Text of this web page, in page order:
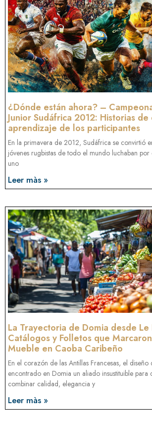
¿Dónde están ahora? –
Junior Sudáfrica 2012: Historias
aprendizaje de los participantes
En la primavera de 2012, Sudáfrica se convirtió
jóvenes rugbistas de todo el mundo luchaban por
uno
Leer màs »
La Trayectoria de Domia desde Le
Catálogos y Folletos que
Mueble en Caoba Caribeño
En el corazón de las Antillas Francesas, el diseño
encontrado en Domia un aliado insustituible para
combinar calidad, elegancia y
Leer màs »